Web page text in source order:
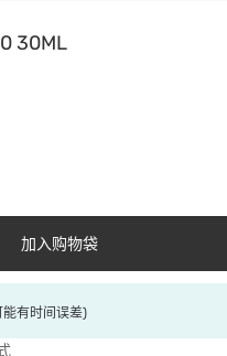
30ML
加入购物袋
有时间误差)